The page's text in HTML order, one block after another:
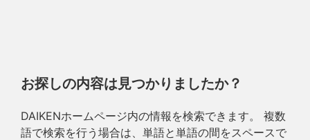
お探しの内容は見つかりましたか？
DAIKENホームページ内の情報を検索できます。 複数
語で検索を行う場合は、単語と単語の間をスペースで